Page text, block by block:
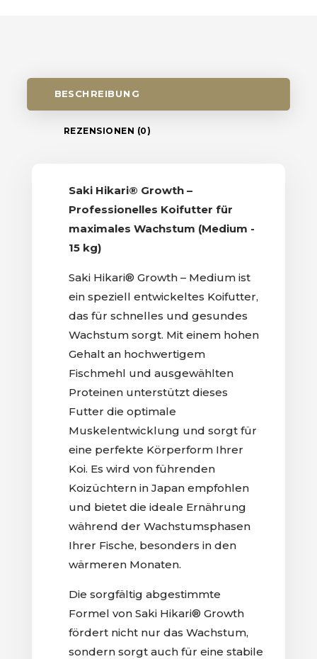
BESCHREIBUNG
REZENSIONEN (0)
Saki Hikari® Growth –
Professionelles Koifutter für
maximales Wachstum (Medium -
15 kg)
Saki Hikari® Growth – Medium ist
ein speziell entwickeltes Koifutter,
das für schnelles und gesundes
Wachstum sorgt. Mit einem hohen
Gehalt an hochwertigem
Fischmehl und ausgewählten
Proteinen unterstützt dieses
Futter die optimale
Muskelentwicklung und sorgt für
eine perfekte Körperform Ihrer
Koi. Es wird von führenden
Koizüchtern in Japan empfohlen
und bietet die ideale Ernährung
während der Wachstumsphasen
Ihrer Fische, besonders in den
wärmeren Monaten.
Die sorgfältig abgestimmte
Formel von Saki Hikari® Growth
fördert nicht nur das Wachstum,
sondern sorgt auch für eine stabile